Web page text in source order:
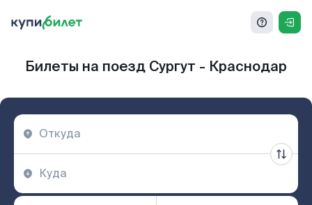
Билеты на поезд Сургут - Краснодар